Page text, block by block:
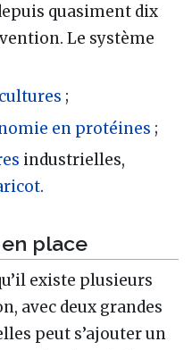
quasiment dix
Le système
cultures ;
en protéines ;
industrielles,
.
place
existe plusieurs
avec deux grandes
peut s’ajouter un